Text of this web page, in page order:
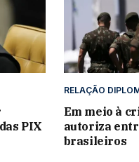
PIX
RELAÇÃO
Em meio à
autoriza
brasileiros